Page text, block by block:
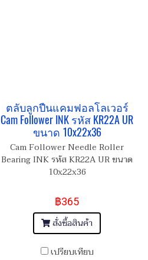
ตลับลูกปืนแคมฟอลโลเวอร์
Cam Follower INK รหัส KR22A UR
ขนาด 10x22x36
Cam Follower Needle Roller
Bearing INK รหัส KR22A UR ขนาด
10x22x36
฿365
สั่งซื้อสินค้า
เปรียบเทียบ